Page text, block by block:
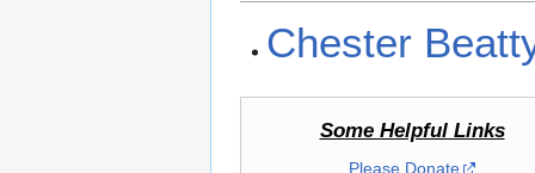
Chester
Some Helpful Links
Please Donate